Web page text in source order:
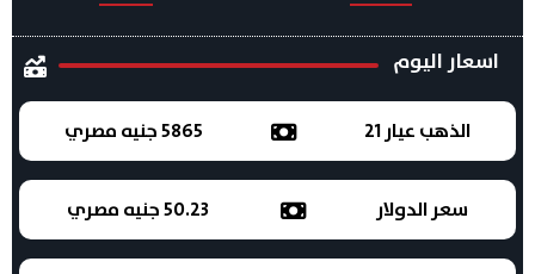
اسعار اليوم
الذهب عيار 21 5865 جنيه مصري
سعر الدولار 50.23 جنيه مصري